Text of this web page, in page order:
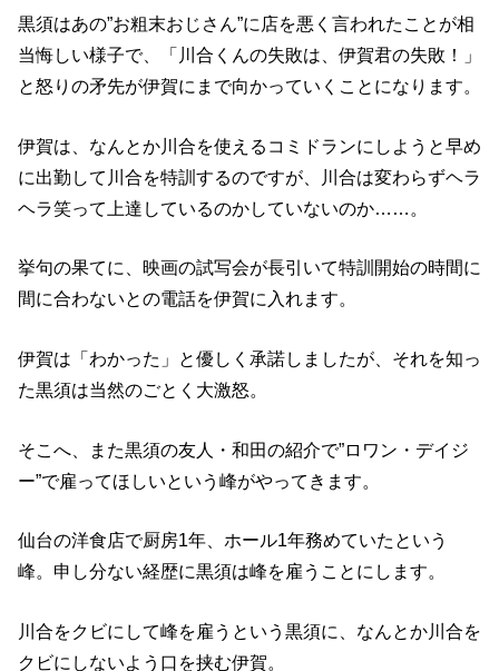
黒須はあの”お粗末おじさん”に店を悪く言われたことが相
当悔しい様子で、「川合くんの失敗は、伊賀君の失敗！」
と怒りの矛先が伊賀にまで向かっていくことになります。
伊賀は、なんとか川合を使えるコミドランにしようと早め
に出勤して川合を特訓するのですが、川合は変わらずヘラ
ヘラ笑って上達しているのかしていないのか……。
挙句の果てに、映画の試写会が長引いて特訓開始の時間に
間に合わないとの電話を伊賀に入れます。
伊賀は「わかった」と優しく承諾しましたが、それを知っ
た黒須は当然のごとく大激怒。
そこへ、また黒須の友人・和田の紹介で”ロワン・デイジ
ー”で雇ってほしいという峰がやってきます。
仙台の洋食店で厨房1年、ホール1年務めていたという
峰。申し分ない経歴に黒須は峰を雇うことにします。
川合をクビにして峰を雇うという黒須に、なんとか川合を
クビにしないよう口を挟む伊賀。